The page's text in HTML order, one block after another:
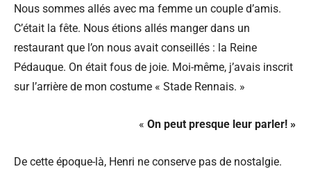
Nous sommes allés avec ma femme un couple d’amis.
C’était la fête. Nous étions allés manger dans un
restaurant que l’on nous avait conseillés : la Reine
Pédauque. On était fous de joie. Moi-même, j’avais inscrit
sur l’arrière de mon costume « Stade Rennais. »
« On peut presque leur parler! »
De cette époque-là, Henri ne conserve pas de nostalgie.